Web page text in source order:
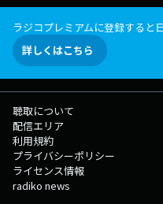
ラジコプレミアムに登録すると
詳しくはこちら
聴取について
配信エリア
利用規約
プライバシーポリシー
ライセンス情報
radiko news